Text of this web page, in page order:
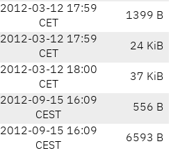
2012-03-12 17:59
CET
1399 B
2012-03-12 17:59
CET
24 KiB
2012-03-12 18:00
CET
37 KiB
2012-09-15 16:09
CEST
556 B
2012-09-15 16:09
CEST
6593 B